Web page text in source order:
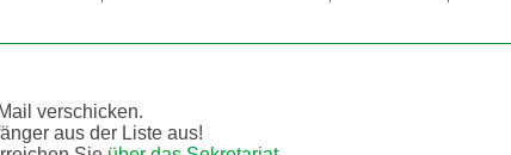
verschicken.
aus der Liste aus!